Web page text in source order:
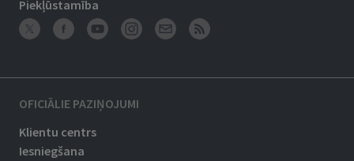
Piekļūstamība
OFICIĀLIE PAZIŅOJUMI
Klientu centrs
Iesniegšana